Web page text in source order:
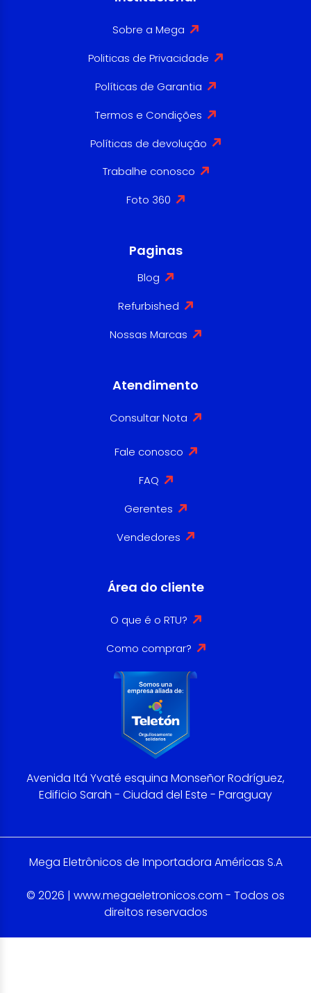
Sobre a Mega
Politicas de Privacidade
Políticas de Garantia
Termos e Condições
Políticas de devolução
Trabalhe conosco
Foto 360
Paginas
Blog
Refurbished
Nossas Marcas
Atendimento
Consultar Nota
Fale conosco
FAQ
Gerentes
Vendedores
Área do cliente
O que é o RTU?
Como comprar?
Avenida Itá Yvaté esquina Monseñor Rodríguez,
Edificio Sarah - Ciudad del Este - Paraguay
Mega Eletrônicos de Importadora Américas S.A
© 2026 | www.megaeletronicos.com - Todos os
direitos reservados